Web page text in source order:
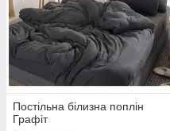
Постільна білизна поплін
Графіт